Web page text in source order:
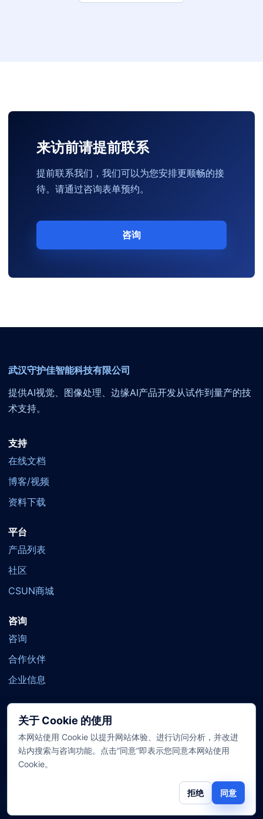
来访前请提前联系
提前联系我们，我们可以为您安排更顺畅的接
待。请通过咨询表单预约。
咨询
武汉守护佳智能科技有限公司
提供AI视觉、图像处理、边缘AI产品开发从试作到量产的技
术支持。
支持
在线文档
博客/视频
资料下载
平台
产品列表
社区
CSUN商城
咨询
咨询
合作伙伴
企业信息
官方社交 YouTubeXFacebookTikTok
Copyright© 2007-2026 武汉守护佳智能科技有限公司 All Rights
关于 Cookie 的使用
本网站使用 Cookie 以提升网站体验、进行访问分析，并改进
站内搜索与咨询功能。点击“同意”即表示您同意本网站使用
Cookie。
拒绝 同意